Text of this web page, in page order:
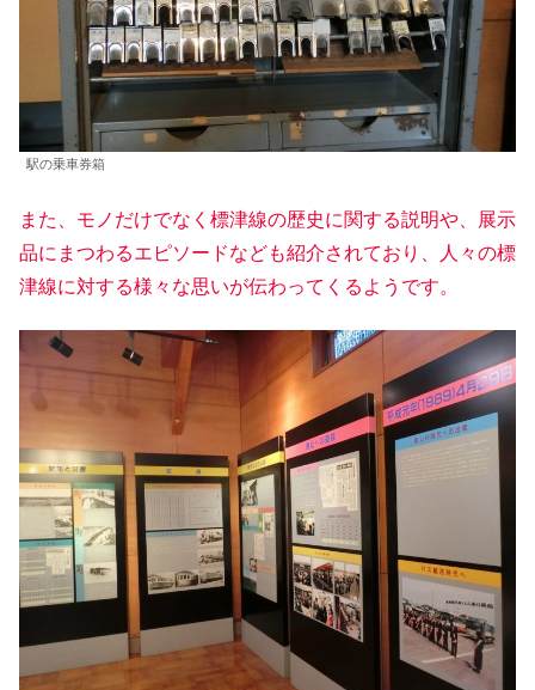
駅の乗車券箱
また、モノだけでなく標津線の歴史に関する説明や、展示
品にまつわるエピソードなども紹介されており、人々の標
津線に対する様々な思いが伝わってくるようです。